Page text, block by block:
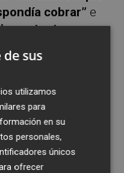
cobrar” e
anteriores
no actuaran de
” ante esta
desde
requiriera
presentara la
sus
utilizamos
para
en su
personales,
únicos
ofrecer